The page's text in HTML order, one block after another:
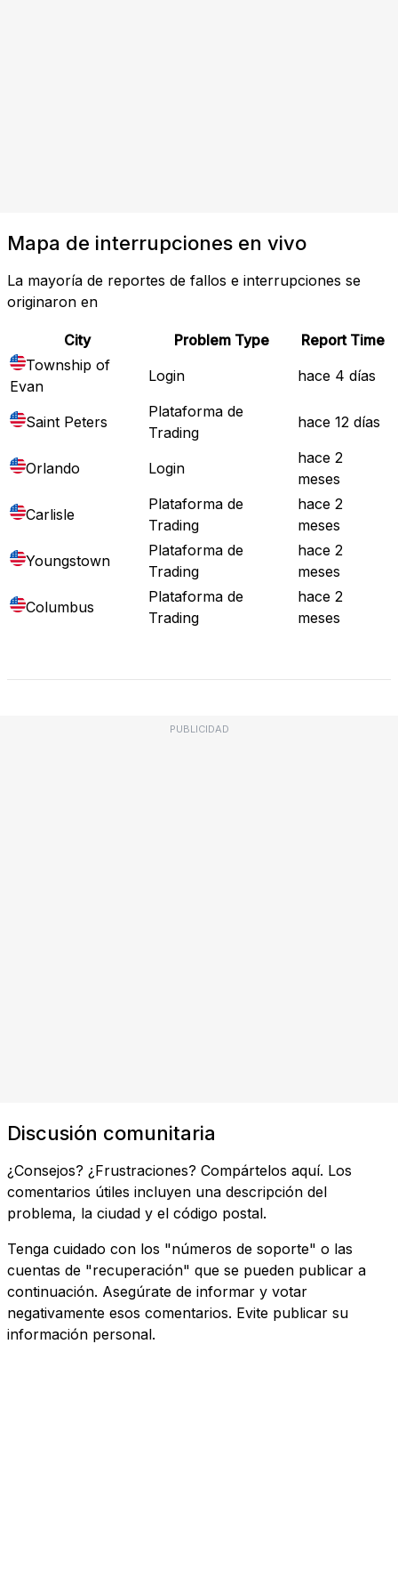
Mapa de interrupciones en vivo
La mayoría de reportes de fallos e interrupciones se
originaron en
City Problem Type
Report Time
Township of
Evan
Login hace 4 días
Saint Peters
Plataforma de
Trading
hace 12 días
Orlando Login
hace 2
meses
Carlisle
Plataforma de
Trading
hace 2
meses
Youngstown
Plataforma de
Trading
hace 2
meses
Columbus
Plataforma de
Trading
hace 2
meses
PUBLICIDAD
Discusión comunitaria
¿Consejos? ¿Frustraciones? Compártelos aquí. Los
comentarios útiles incluyen una descripción del
problema, la ciudad y el código postal.
Tenga cuidado con los "números de soporte" o las
cuentas de "recuperación" que se pueden publicar a
continuación. Asegúrate de informar y votar
negativamente esos comentarios. Evite publicar su
información personal.